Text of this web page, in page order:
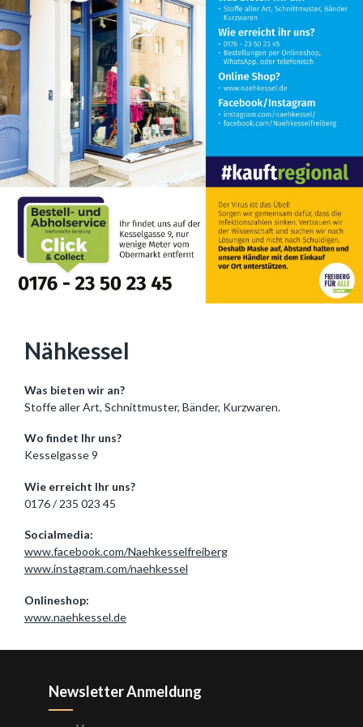
Nähkessel
Was bieten wir an?
Stoffe aller Art, Schnittmuster, Bänder, Kurzwaren.
Wo findet Ihr uns?
Kesselgasse 9
Wie erreicht Ihr uns?
0176 / 235 023 45
Socialmedia:
www.facebook.com/Naehkesselfreiberg
www.instagram.com/naehkessel
Onlineshop:
www.naehkessel.de
Newsletter Anmeldung